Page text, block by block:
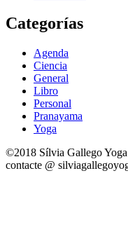
Categorías
Agenda
Ciencia
General
Libro
Personal
Pranayama
Yoga
©2018 Sílvia Gallego Yoga
contacte @